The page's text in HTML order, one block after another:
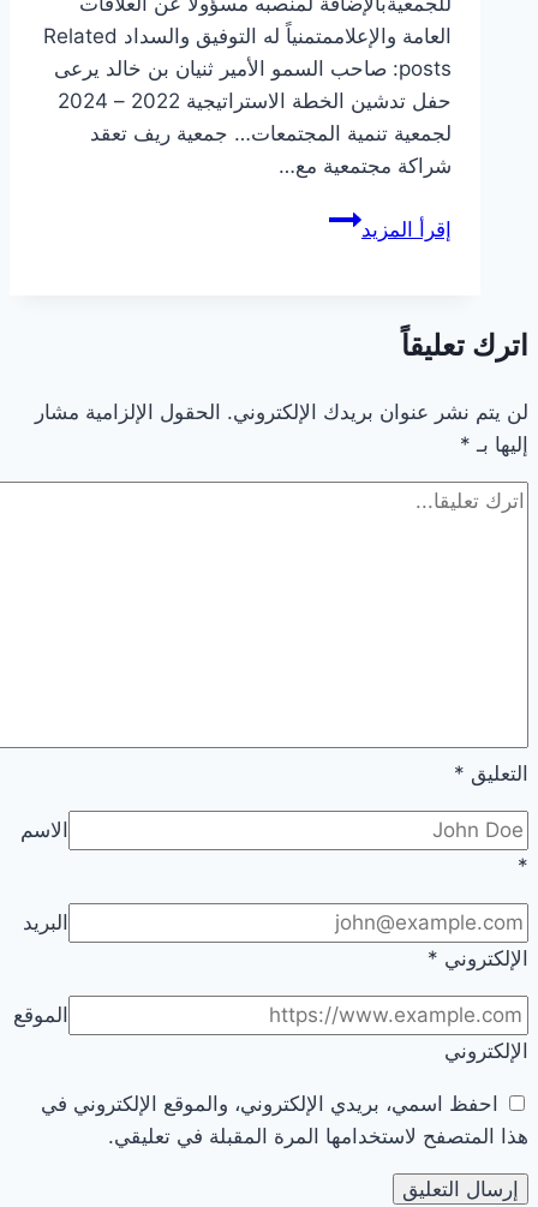
العامة والإعلاممتمنياً له التوفيق والسداد Related
posts: صاحب السمو الأمير ثنيان بن خالد يرعى
حفل تدشين الخطة الاستراتيجية 2022 – 2024
لجمعية تنمية المجتمعات… جمعية ريف تعقد
شراكة مجتمعية مع…
إقرأ المزيدتعيين
مديراً
للجمعية
اترك تعليقاً
لن يتم نشر عنوان بريدك الإلكتروني. الحقول الإلزامية مشار
إليها بـ *
التعليق *
الاسم
*
البريد
الإلكتروني *
الموقع
الإلكتروني
احفظ اسمي، بريدي الإلكتروني، والموقع الإلكتروني في
هذا المتصفح لاستخدامها المرة المقبلة في تعليقي.